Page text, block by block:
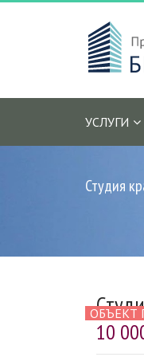
УСЛУГИ
Студия
ОБЪЕКТ
10